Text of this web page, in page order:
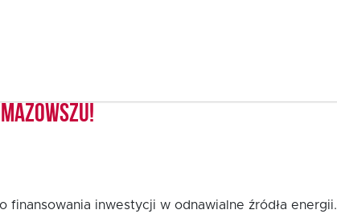
finansowania inwestycji w odnawialne źródła